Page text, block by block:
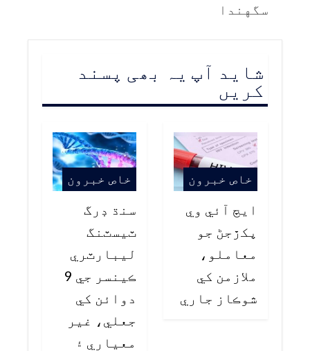
سگهندا
شاید آپ یہ بھی پسند
کریں
خاص خبرون
ايڇ آئي وي
پکڙجڻ جو
معاملو،
ملازمن کي
شوڪاز جاري
خاص خبرون
سنڌ ڊرگ
ٽيسٽنگ
ليبارٽري
ڪينسر جي 9
دوائن کي
جعلي، غير
معياري ۽